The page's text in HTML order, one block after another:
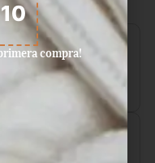
gratuito a
de
compra!